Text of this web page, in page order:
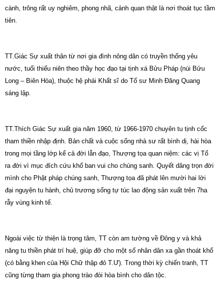
cành, trông rất uy nghiêm, phong nhã, cảnh quan thật là nơi thoát tục tầm
tiên.
TT.Giác Sự xuất thân từ nơi gia đình nông dân có truyền thống yêu
nước, tuổi thiếu niên theo thầy học đạo tại tịnh xá Bửu Pháp (núi Bửu
Long – Biên Hòa), thuộc hệ phái Khất sĩ do Tổ sư Minh Đăng Quang
sáng lập.
TT.Thích Giác Sự xuất gia năm 1960, từ 1966-1970 chuyên tu tịnh cốc
tham thiền nhập định. Bản chất và cuộc sống nhà sư rất bình dị, hài hòa
trong mọi tầng lớp kể cả đời lẫn đạo, Thượng tọa quan niệm: các vị Tổ
ra đời vì mục đích cứu khổ ban vui cho chúng sanh. Quyết dâng trọn đời
mình cho Phật pháp chúng sanh, Thượng tọa đã phát lên mười hai lời
đại nguyện tu hành, chủ trương sống tự túc lao động sản xuất trên 7ha
rẫy vùng kinh tế.
Ngoài việc từ thiện là trọng tâm, TT còn am tường về Đông y và khả
năng tu thiền phát trí huệ, giúp đỡ cho một số nhân dân xa gần thoát khổ
(có bằng khen của Hội Chữ thập đỏ T.Ư). Trong thời kỳ chiến tranh, TT
cũng từng tham gia phong trào đòi hòa bình cho dân tộc.